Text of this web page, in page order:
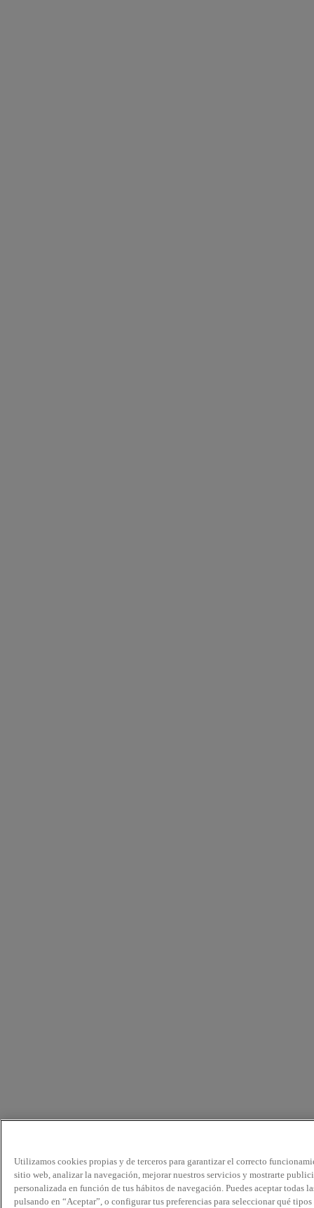
Utilizamos cookies propias y de terceros para garantizar el correcto
sitio web, analizar la navegación, mejorar nuestros servicios y mostrarte
personalizada en función de tus hábitos de navegación. Puedes aceptar todas
pulsando en “Aceptar”, o configurar tus preferencias para seleccionar qué tipos